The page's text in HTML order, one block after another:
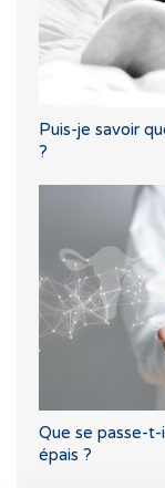
Puis-je savoir
?
Que se passe-
épais ?